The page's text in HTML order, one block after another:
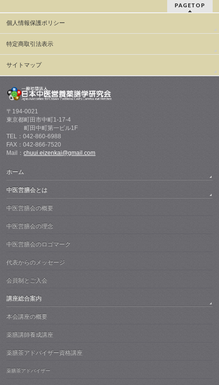
PAGETOP
個人情報保護ポリシー
特定商取引法表示
サイトマップ
〒194-0021
東京都町田市中町1-17-4
町田中町第一ビル1F
TEL：042-860-6988
FAX：042-866-7520
Mail：chuui.eizenkai@gmail.com
ホーム
中医営膳会とは
中医営膳会の概要
中医営膳会の理念
中医営膳会のロゴマーク
代表からのメッセージ
会員制とご入会
講座総合案内
本会講座の概要
薬膳講師養成講座
薬膳茶アドバイザー資格講座
薬膳茶アドバイザー